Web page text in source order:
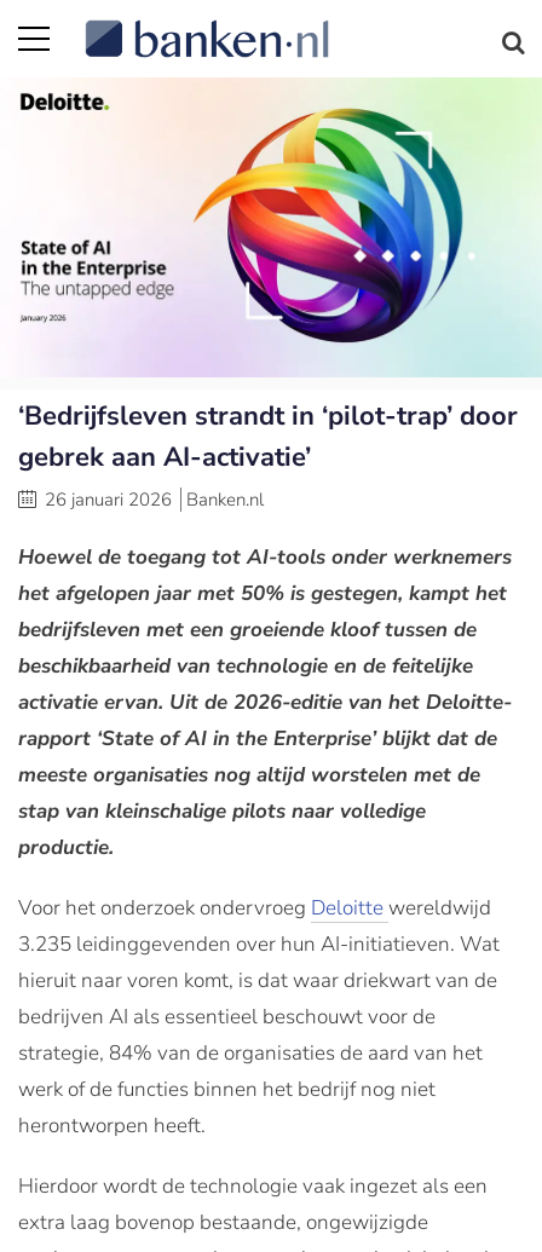
‘Bedrijfsleven strandt in ‘pilot-trap’ door
gebrek aan AI-activatie’
26 januari 2026 Banken.nl
Hoewel de toegang tot AI-tools onder werknemers
het afgelopen jaar met 50% is gestegen, kampt het
bedrijfsleven met een groeiende kloof tussen de
beschikbaarheid van technologie en de feitelijke
activatie ervan. Uit de 2026-editie van het Deloitte-
rapport ‘State of AI in the Enterprise’ blijkt dat de
meeste organisaties nog altijd worstelen met de
stap van kleinschalige pilots naar volledige
productie.
Voor het onderzoek ondervroeg Deloittewereldwijd
3.235 leidinggevenden over hun AI-initiatieven. Wat
hieruit naar voren komt, is dat waar driekwart van de
bedrijven AI als essentieel beschouwt voor de
strategie, 84% van de organisaties de aard van het
werk of de functies binnen het bedrijf nog niet
herontworpen heeft.
Hierdoor wordt de technologie vaak ingezet als een
extra laag bovenop bestaande, ongewijzigde